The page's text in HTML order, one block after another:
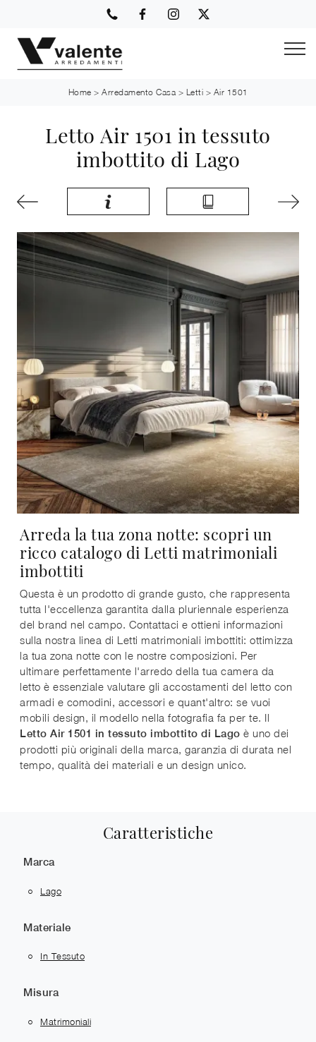
Home > Arredamento Casa > Letti > Air 1501
Letto Air 1501 in tessuto
imbottito di Lago
Arreda la tua zona notte: scopri un
ricco catalogo di Letti matrimoniali
imbottiti
Questa è un prodotto di grande gusto, che rappresenta
tutta l'eccellenza garantita dalla pluriennale esperienza
del brand nel campo. Contattaci e ottieni informazioni
sulla nostra linea di Letti matrimoniali imbottiti: ottimizza
la tua zona notte con le nostre composizioni. Per
ultimare perfettamente l'arredo della tua camera da
letto è essenziale valutare gli accostamenti del letto con
armadi e comodini, accessori e quant'altro: se vuoi
mobili design, il modello nella fotografia fa per te. Il
Letto Air 1501 in tessuto imbottito di Lago è uno dei
prodotti più originali della marca, garanzia di durata nel
tempo, qualità dei materiali e un design unico.
Caratteristiche
Marca
Lago
Materiale
In Tessuto
Misura
Matrimoniali